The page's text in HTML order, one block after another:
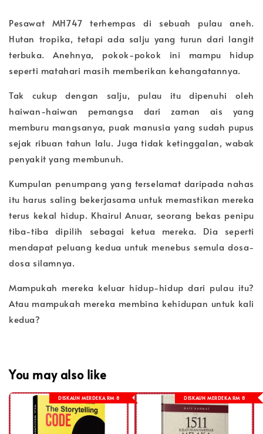
Pesawat MH747 terhempas di sebuah pulau aneh.
Hutan tropika, tetapi ada salju yang turun dari langit
terbuka. Anehnya, pokok-pokok ini mampu hidup
seperti matahari masih memberikan kehangatannya.
Tak cukup dengan salju, pulau itu dipenuhi oleh
haiwan-haiwan pemangsa dari zaman ais yang
memburu mangsanya, puak manusia yang sudah pupus
sejak ribuan tahun lalu. Juga tidak ketinggalan, wabak
penyakit yang membunuh.
Kumpulan penumpang yang terselamat daripada nahas
itu harus saling bekerjasama untuk memastikan mereka
terus kekal hidup. Khairul Anuar, seorang bekas penipu
tiba-tiba dipilih sebagai ketua mereka. Dia seperti
mendapat peluang kedua untuk menebus semula dosa-
dosa silamnya.
Mampukah mereka keluar hidup-hidup dari pulau itu?
Atau mampukah mereka membina kehidupan untuk kali
kedua?
You may also like
DISKAUN MERDEKA RM 8 DISKAUN MERDEKA RM 8